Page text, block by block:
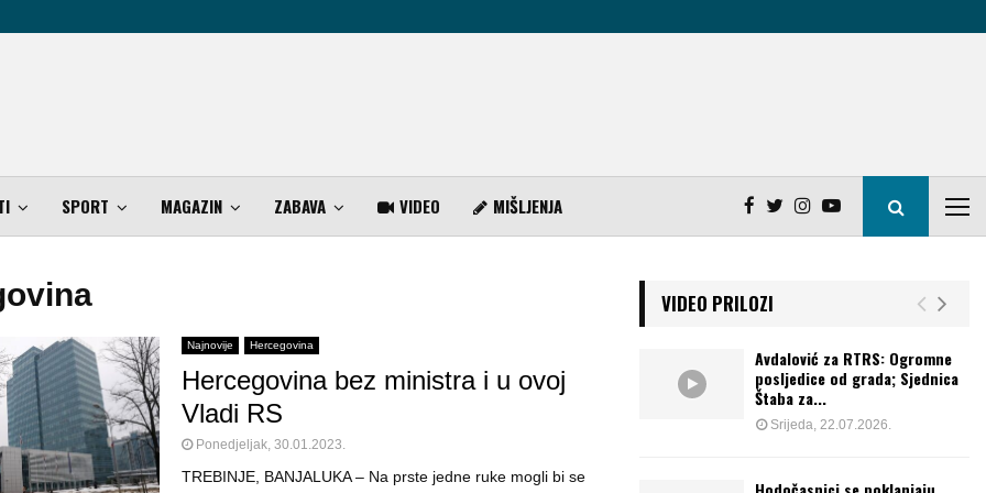
SPORT MAGAZIN ZABAVA VIDEO MIŠLJENJA
Najnovije Hercegovina
Hercegovina bez ministra i u ovoj
Vladi RS
Ponedjeljak, 30.01.2023.
TREBINJE, BANJALUKA – Na prste jedne ruke mogli bi se
VIDEO PRILOZI
Avdalović za RTRS: Ogromne
posljedice od grada; Sjednica
Štaba za...
Srijeda, 22.07.2026.